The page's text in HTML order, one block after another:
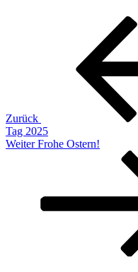
Beitragsnavigation
Zurück
Tag 2025
Nächster
Weiter Frohe Ostern!